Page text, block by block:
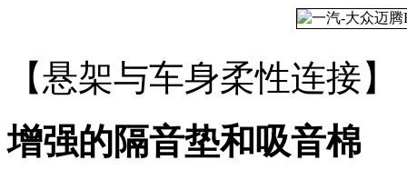
【悬架与车身柔性连接】
增强的隔音垫和吸音棉